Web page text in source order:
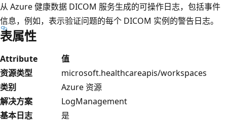
从 Azure 健康数据 DICOM 服务生成的可操作日志，包括事件
信息，例如，表示验证问题的每个 DICOM 实例的警告日志。
表属性
Attribute
值
资源类型
microsoft.healthcareapis/workspaces
类别
Azure 资源
解决方案
LogManagement
基本日志
是